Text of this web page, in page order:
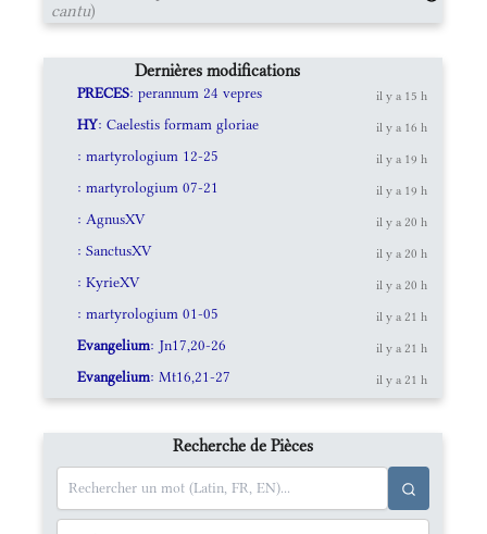
cantu)
Dernières modifications
PRECES: perannum 24 vepres il y a 15 h
HY: Caelestis formam gloriae il y a 16 h
: martyrologium 12-25 il y a 19 h
: martyrologium 07-21 il y a 19 h
: AgnusXV il y a 20 h
: SanctusXV il y a 20 h
: KyrieXV il y a 20 h
: martyrologium 01-05 il y a 21 h
Evangelium: Jn17,20-26 il y a 21 h
Evangelium: Mt16,21-27 il y a 21 h
Recherche de Pièces